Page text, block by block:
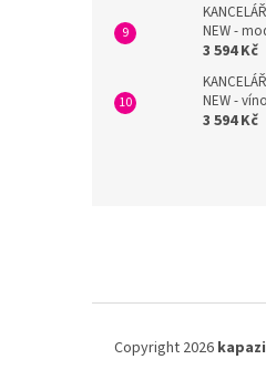
NEW -
3 594 Kč
NEW -
3 594 Kč
Copyright 2026